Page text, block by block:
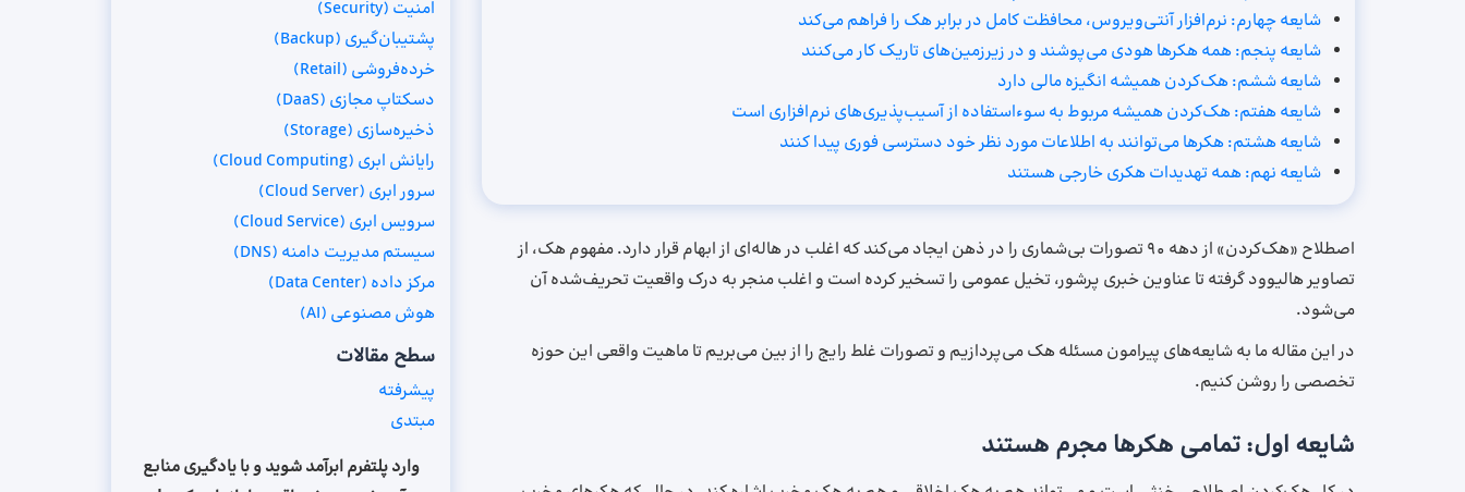
شایعه چهارم: نرم‌افزار آنتی‌ویروس، محافظت کامل در برابر هک را فراهم می‌کند
شایعه پنجم: همه هکرها هودی می‌پوشند و در زیرزمین‌های تاریک کار می‌کنند
شایعه ششم: هک‌کردن همیشه انگیزه مالی دارد
شایعه هفتم: هک‌کردن همیشه مربوط به سوءاستفاده از آسیب‌پذیری‌های نرم‌افزاری است
شایعه هشتم: هکرها می‌توانند به اطلاعات مورد نظر خود دسترسی فوری پیدا کنند
شایعه نهم: همه تهدیدات هکری خارجی هستند
اصطلاح «هک‌کردن» از دهه ۹۰ تصورات بی‌شماری را در ذهن ایجاد می‌کند که اغلب در هاله‌ای از ابهام قرار دارد. مفهوم هک، از
تصاویر هالیوود گرفته تا عناوین خبری پرشور، تخیل عمومی را تسخیر کرده است و اغلب منجر به ‌درک واقعیت تحریف‌شده آن
می‌شود.
در این مقاله ما به شایعه‌های پیرامون مسئله هک‌ می‌پردازیم و تصورات غلط رایج را از بین می‌بریم تا ماهیت واقعی این حوزه
تخصصی را روشن کنیم.
شایعه اول: تمامی هکرها مجرم هستند
امنیت (Security)
پشتیبان‌گیری (Backup)
خرده‌فروشی (Retail)
دسکتاپ مجازی (DaaS)
ذخیره‌سازی (Storage)
رایانش ابری (Cloud Computing)
سرور ابری (Cloud Server)
سرویس ابری (Cloud Service)
سیستم مدیریت دامنه (DNS)
مرکز داده (Data Center)
هوش مصنوعی (AI)
سطح مقالات
پیشرفته
مبتدی
وارد پلتفرم ابرآمد شوید و با یادگیری منابع